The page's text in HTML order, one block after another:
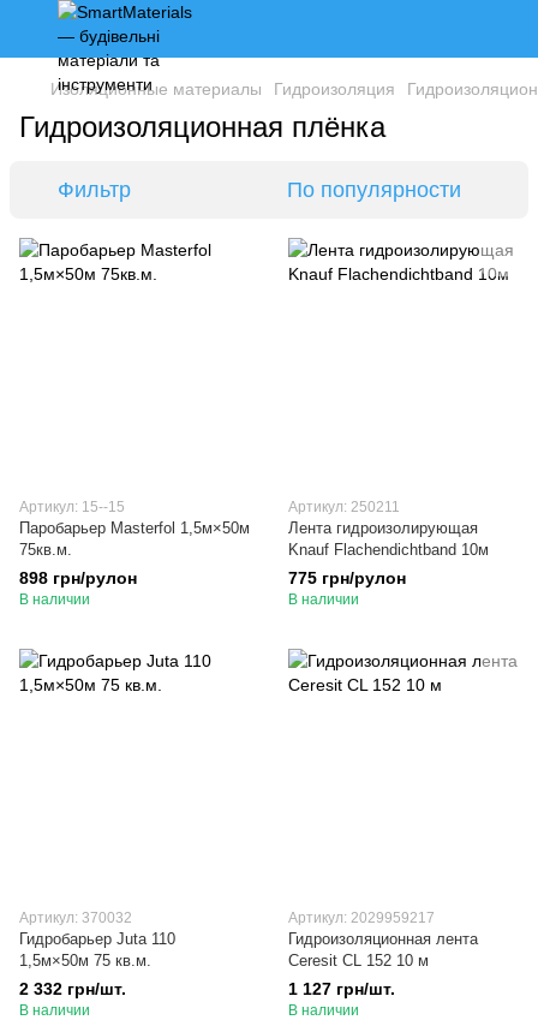
Изоляционные материалы Гидроизоляция
Гидроизоляционная плёнка
Фильтр По популярности
Артикул: 15--15
Паробарьер Masterfol 1,5м×50м
75кв.м.
898 грн/рулон
В наличии
Артикул: 250211
Лента гидроизолирующая
Knauf Flachendichtband 10м
775 грн/рулон
В наличии
Артикул: 370032
Гидробарьер Juta 110
1,5м×50м 75 кв.м.
2 332 грн/шт.
В наличии
Артикул: 2029959217
Гидроизоляционная лента
Ceresit CL 152 10 м
1 127 грн/шт.
В наличии